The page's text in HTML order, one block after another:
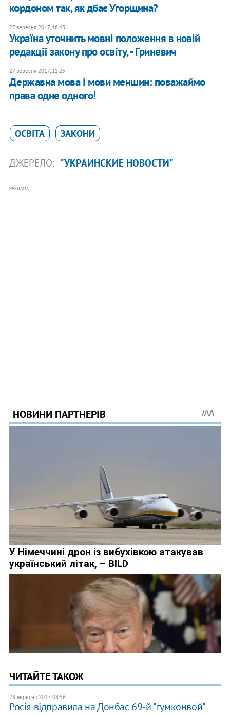
кордоном так, як дбає Угорщина?
27 вересня 2017, 18:43
Україна уточнить мовні положення в новій
редакції закону про освіту, - Гриневич
27 вересня 2017, 12:23
Державна мова і мови меншин: поважаймо
права одне одного!
ОСВІТА ЗАКОНИ
ДЖЕРЕЛО: "УКРАИНСКИЕ НОВОСТИ"
РЕКЛАМА
ЧИТАЙТЕ ТАКОЖ
28 вересня 2017, 08:56
Росія відправила на Донбас 69-й "гумконвой"